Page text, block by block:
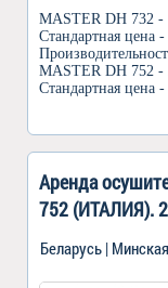
MASTER DH 732 -
Стандартная цена
MASTER DH 752 -
Стандартная цена
Аренда
752 (ИТАЛИЯ).
Беларусь |